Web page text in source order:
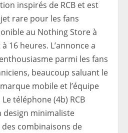
inspirés de RCB et est
rare pour les fans
au Nothing Store à
16 heures. L’annonce a
parmi les fans
beaucoup saluant le
mobile et l’équipe
téléphone (4b) RCB
design minimaliste
combinaisons de